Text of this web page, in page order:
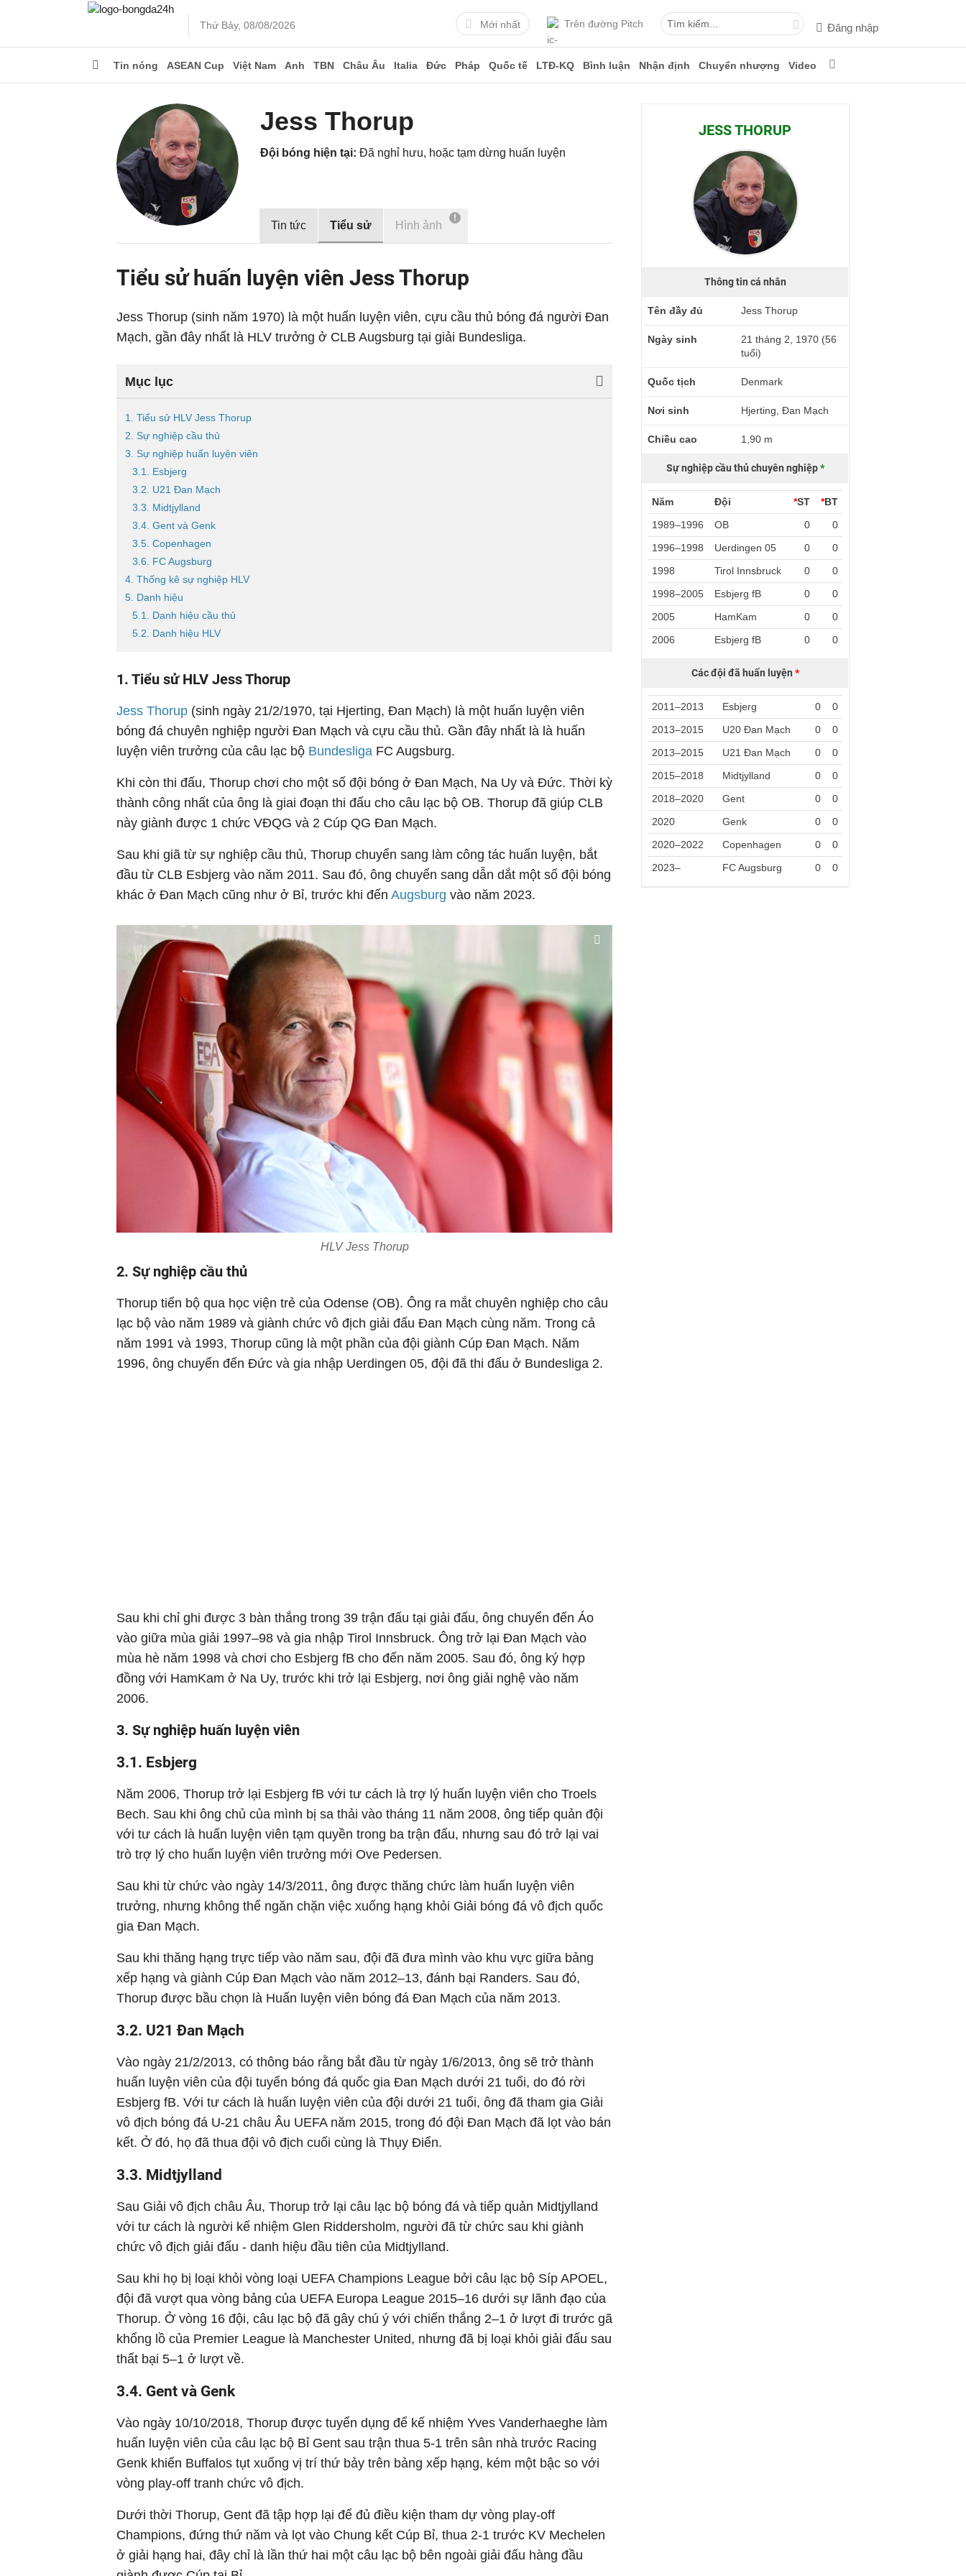
Thứ Bảy, 08/08/2026 Mới nhất Trên đường Pitch Đăng nhập
Tin nóng ASEAN Cup Việt Nam Anh TBN Châu Âu Italia Đức Pháp Quốc tế LTĐ-KQ Bình luận Nhận định Chuyển nhượng Video
Jess Thorup
Đội bóng hiện tại: Đã nghỉ hưu, hoặc tạm dừng huấn luyện
Tin tức Tiểu sử Hình ảnh
!
Tiểu sử huấn luyện viên Jess Thorup
Jess Thorup (sinh năm 1970) là một huấn luyện viên, cựu cầu thủ bóng đá người Đan
Mạch, gần đây nhất là HLV trưởng ở CLB Augsburg tại giải Bundesliga.
Mục lục
1. Tiểu sử HLV Jess Thorup
2. Sự nghiệp cầu thủ
3. Sự nghiệp huấn luyện viên
3.1. Esbjerg
3.2. U21 Đan Mạch
3.3. Midtjylland
3.4. Gent và Genk
3.5. Copenhagen
3.6. FC Augsburg
4. Thống kê sự nghiệp HLV
5. Danh hiệu
5.1. Danh hiệu cầu thủ
5.2. Danh hiệu HLV
1. Tiểu sử HLV Jess Thorup
Jess Thorup (sinh ngày 21/2/1970, tại Hjerting, Đan Mạch) là một huấn luyện viên
bóng đá chuyên nghiệp người Đan Mạch và cựu cầu thủ. Gần đây nhất là là huấn
luyện viên trưởng của câu lạc bộ Bundesliga FC Augsburg.
Khi còn thi đấu, Thorup chơi cho một số đội bóng ở Đan Mạch, Na Uy và Đức. Thời kỳ
thành công nhất của ông là giai đoạn thi đấu cho câu lạc bộ OB. Thorup đã giúp CLB
này giành được 1 chức VĐQG và 2 Cúp QG Đan Mạch.
Sau khi giã từ sự nghiệp cầu thủ, Thorup chuyển sang làm công tác huấn luyện, bắt
đầu từ CLB Esbjerg vào năm 2011. Sau đó, ông chuyển sang dẫn dắt một số đội bóng
khác ở Đan Mạch cũng như ở Bỉ, trước khi đến Augsburg vào năm 2023.
HLV Jess Thorup
2. Sự nghiệp cầu thủ
Thorup tiến bộ qua học viện trẻ của Odense (OB). Ông ra mắt chuyên nghiệp cho câu
lạc bộ vào năm 1989 và giành chức vô địch giải đấu Đan Mạch cùng năm. Trong cả
năm 1991 và 1993, Thorup cũng là một phần của đội giành Cúp Đan Mạch. Năm
1996, ông chuyển đến Đức và gia nhập Uerdingen 05, đội đã thi đấu ở Bundesliga 2.
Sau khi chỉ ghi được 3 bàn thắng trong 39 trận đấu tại giải đấu, ông chuyển đến Áo
vào giữa mùa giải 1997–98 và gia nhập Tirol Innsbruck. Ông trở lại Đan Mạch vào
mùa hè năm 1998 và chơi cho Esbjerg fB cho đến năm 2005. Sau đó, ông ký hợp
đồng với HamKam ở Na Uy, trước khi trở lại Esbjerg, nơi ông giải nghệ vào năm
2006.
3. Sự nghiệp huấn luyện viên
3.1. Esbjerg
Năm 2006, Thorup trở lại Esbjerg fB với tư cách là trợ lý huấn luyện viên cho Troels
Bech. Sau khi ông chủ của mình bị sa thải vào tháng 11 năm 2008, ông tiếp quản đội
với tư cách là huấn luyện viên tạm quyền trong ba trận đấu, nhưng sau đó trở lại vai
trò trợ lý cho huấn luyện viên trưởng mới Ove Pedersen.
Sau khi từ chức vào ngày 14/3/2011, ông được thăng chức làm huấn luyện viên
trưởng, nhưng không thể ngăn chặn việc xuống hạng khỏi Giải bóng đá vô địch quốc
gia Đan Mạch.
Sau khi thăng hạng trực tiếp vào năm sau, đội đã đưa mình vào khu vực giữa bảng
xếp hạng và giành Cúp Đan Mạch vào năm 2012–13, đánh bại Randers. Sau đó,
Thorup được bầu chọn là Huấn luyện viên bóng đá Đan Mạch của năm 2013.
3.2. U21 Đan Mạch
Vào ngày 21/2/2013, có thông báo rằng bắt đầu từ ngày 1/6/2013, ông sẽ trở thành
huấn luyện viên của đội tuyển bóng đá quốc gia Đan Mạch dưới 21 tuổi, do đó rời
Esbjerg fB. Với tư cách là huấn luyện viên của đội dưới 21 tuổi, ông đã tham gia Giải
vô địch bóng đá U-21 châu Âu UEFA năm 2015, trong đó đội Đan Mạch đã lọt vào bán
kết. Ở đó, họ đã thua đội vô địch cuối cùng là Thụy Điển.
3.3. Midtjylland
Sau Giải vô địch châu Âu, Thorup trở lại câu lạc bộ bóng đá và tiếp quản Midtjylland
với tư cách là người kế nhiệm Glen Riddersholm, người đã từ chức sau khi giành
chức vô địch giải đấu - danh hiệu đầu tiên của Midtjylland.
Sau khi họ bị loại khỏi vòng loại UEFA Champions League bởi câu lạc bộ Síp APOEL,
đội đã vượt qua vòng bảng của UEFA Europa League 2015–16 dưới sự lãnh đạo của
Thorup. Ở vòng 16 đội, câu lạc bộ đã gây chú ý với chiến thắng 2–1 ở lượt đi trước gã
khổng lồ của Premier League là Manchester United, nhưng đã bị loại khỏi giải đấu sau
thất bại 5–1 ở lượt về.
3.4. Gent và Genk
Vào ngày 10/10/2018, Thorup được tuyển dụng để kế nhiệm Yves Vanderhaeghe làm
huấn luyện viên của câu lạc bộ Bỉ Gent sau trận thua 5-1 trên sân nhà trước Racing
Genk khiến Buffalos tụt xuống vị trí thứ bảy trên bảng xếp hạng, kém một bậc so với
vòng play-off tranh chức vô địch.
Dưới thời Thorup, Gent đã tập hợp lại để đủ điều kiện tham dự vòng play-off
Champions, đứng thứ năm và lọt vào Chung kết Cúp Bỉ, thua 2-1 trước KV Mechelen
ở giải hạng hai, đây chỉ là lần thứ hai một câu lạc bộ bên ngoài giải đấu hàng đầu
JESS THORUP
Thông tin cá nhân
Tên đầy đủ Jess Thorup
Ngày sinh
21 tháng 2, 1970 (56
tuổi)
Quốc tịch Denmark
Nơi sinh Hjerting, Đan Mạch
Chiều cao 1,90 m
Sự nghiệp cầu thủ chuyên nghiệp*
Năm Đội *ST *BT
1989–1996
OB 0
0
1996–1998
Uerdingen 05 0
0
1998
Tirol Innsbruck 0
0
1998–2005
Esbjerg fB 0
0
2005
HamKam 0
0
2006
Esbjerg fB 0 0
Các đội đã huấn luyện *
2011–2013 Esbjerg 0
0
2013–2015
U20 Đan Mạch 0
0
2013–2015
U21 Đan Mạch 0
0
2015–2018
Midtjylland 0
0
2018–2020
Gent 0
0
2020
Genk 0
0
2020–2022
Copenhagen 0
0
2023–
FC Augsburg 0 0